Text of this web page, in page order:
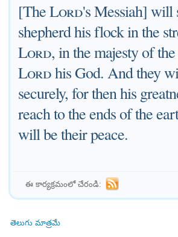
[TheLord's Messiah] will
shepherd his flock in the
Lord, in the majesty of
Lordhis God. And they
securely, for then his
reach to the ends of the
will be their peace.
ఈ కార్యక్రమంలో చేరండి:
తెలుగు మాత్రమే